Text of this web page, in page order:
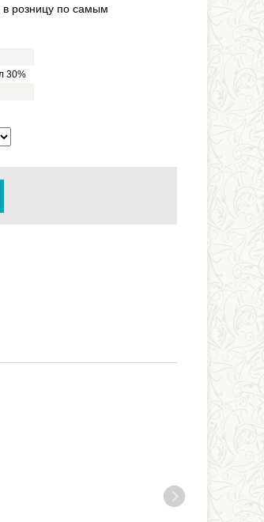
в розницу по самым
30%